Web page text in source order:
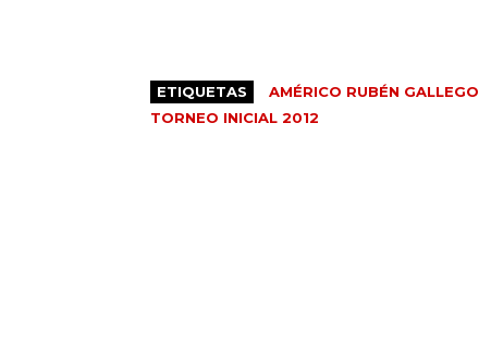
ETIQUETAS AMÉRICO RUBÉN GALLEGO
TORNEO INICIAL 2012